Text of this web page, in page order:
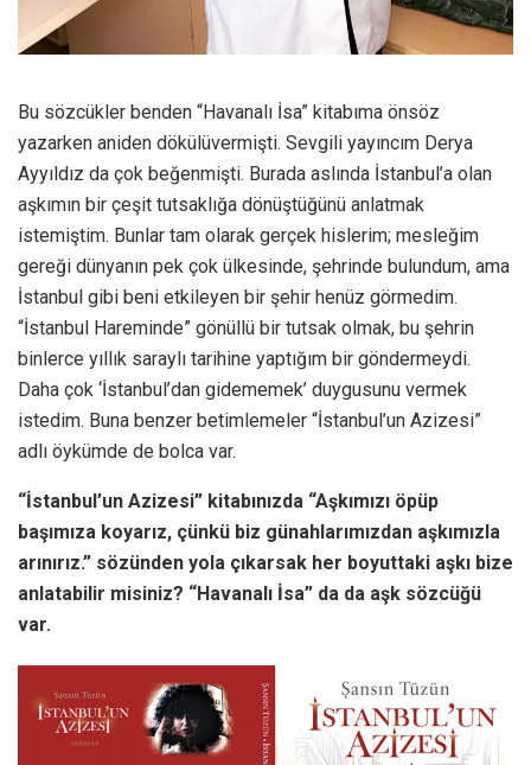
Bu sözcükler benden “Havanalı İsa” kitabıma önsöz
yazarken aniden dökülüvermişti. Sevgili yayıncım Derya
Ayyıldız da çok beğenmişti. Burada aslında İstanbul’a olan
aşkımın bir çeşit tutsaklığa dönüştüğünü anlatmak
istemiştim. Bunlar tam olarak gerçek hislerim; mesleğim
gereği dünyanın pek çok ülkesinde, şehrinde bulundum, ama
İstanbul gibi beni etkileyen bir şehir henüz görmedim.
“İstanbul Hareminde” gönüllü bir tutsak olmak, bu şehrin
binlerce yıllık saraylı tarihine yaptığım bir göndermeydi.
Daha çok ‘İstanbul’dan gidememek’ duygusunu vermek
istedim. Buna benzer betimlemeler “İstanbul’un Azizesi”
adlı öykümde de bolca var.
“İstanbul’un Azizesi” kitabınızda “Aşkımızı öpüp
başımıza koyarız, çünkü biz günahlarımızdan aşkımızla
arınırız.” sözünden yola çıkarsak her boyuttaki aşkı bize
anlatabilir misiniz? “Havanalı İsa” da da aşk sözcüğü
var.